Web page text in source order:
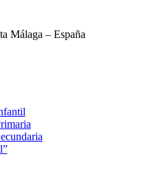
Málaga – España